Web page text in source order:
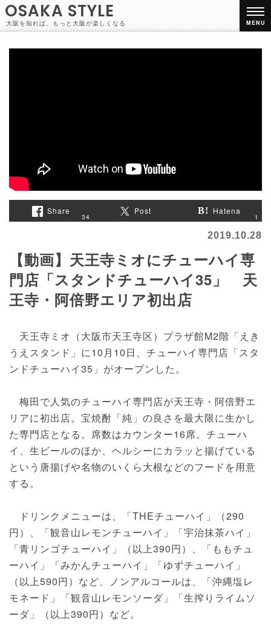
OSAKA STYLE
大阪を知れば、もっと大阪が楽しくなる MENU
Share
34
Post Hatena
1
2019.10.28
【動画】天王寺ミオにチューハイ専
門店「スタンドチューハイ35」 天
王寺・阿倍野エリア初出店
天王寺ミオ（大阪市天王寺区）プラザ館M2階「えき
うえスタンド」に10月10日、チューハイ専門店「スタ
ンドチューハイ35」がオープンした。
梅田で人気のチューハイ専門店が天王寺・阿倍野エ
リアに初出店。宝焼酎「純」の良さを最大限に生かし
た専門店となる。席数はカウンター16席。チューハ
イ、生ビールのほか、ヘルシーにカラッと揚げている
という唐揚げや名物のいくら大根などのフードを用意
する。
ドリンクメニューは、「THEチューハイ」（290
円）、「観音山レモンチューハイ」「宇治抹茶ハイ」
「青リンゴチューハイ」（以上390円）、「ももチュ
ーハイ」「みかんチューハイ」「ゆずチューハイ」
（以上590円）など、ノンアルコールは、「沖縄塩レ
モネード」「観音山レモンソーダ」「生搾りライムソ
ーダ」（以上390円）など。